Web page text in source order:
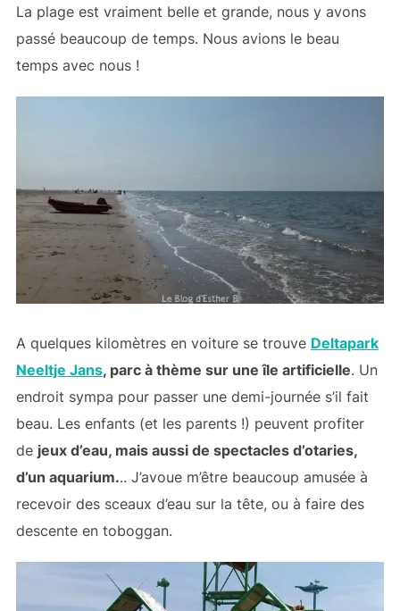
La plage est vraiment belle et grande, nous y avons
passé beaucoup de temps. Nous avions le beau
temps avec nous !
A quelques kilomètres en voiture se trouve Deltapark
Neeltje Jans, parc à thème sur une île artificielle. Un
endroit sympa pour passer une demi-journée s’il fait
beau. Les enfants (et les parents !) peuvent profiter
de jeux d’eau, mais aussi de spectacles d’otaries,
d’un aquarium... J’avoue m’être beaucoup amusée à
recevoir des sceaux d’eau sur la tête, ou à faire des
descente en toboggan.